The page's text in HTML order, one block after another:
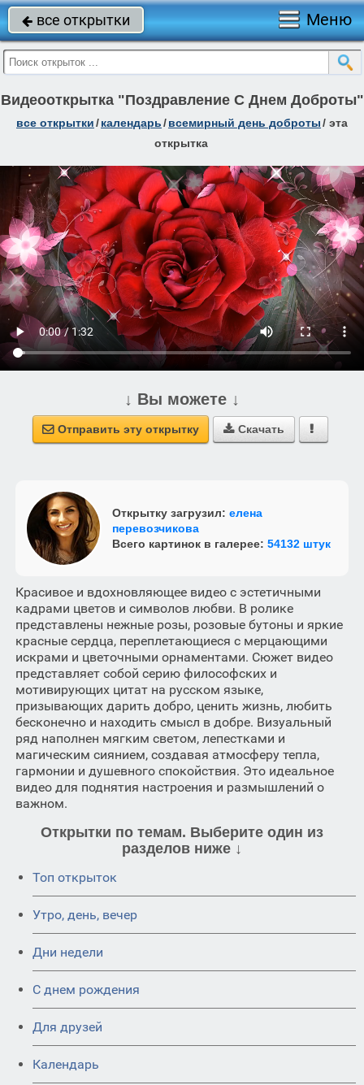
 все открытки Меню
Видеооткрытка "Поздравление С Днем Доброты"
все открытки/календарь/всемирный день доброты/ эта
открытка
↓ Вы можете ↓
 Отправить эту открытку  Скачать 
Открытку загрузил: елена
перевозчикова
Всего картинок в галерее: 54132 штук
Красивое и вдохновляющее видео с эстетичными
кадрами цветов и символов любви. В ролике
представлены нежные розы, розовые бутоны и яркие
красные сердца, переплетающиеся с мерцающими
искрами и цветочными орнаментами. Сюжет видео
представляет собой серию философских и
мотивирующих цитат на русском языке,
призывающих дарить добро, ценить жизнь, любить
бесконечно и находить смысл в добре. Визуальный
ряд наполнен мягким светом, лепестками и
магическим сиянием, создавая атмосферу тепла,
гармонии и душевного спокойствия. Это идеальное
видео для поднятия настроения и размышлений о
важном.
Открытки по темам. Выберите один из
разделов ниже ↓
Топ открыток
Утро, день, вечер
Дни недели
C днем рождения
Для друзей
Календарь